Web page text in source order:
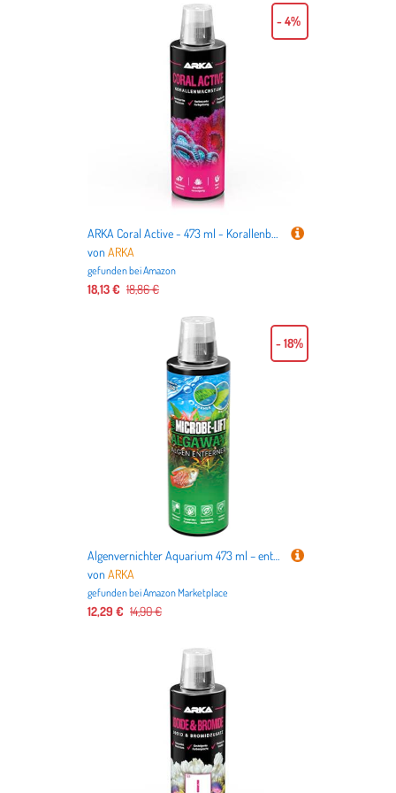
ARKA Coral Active - 473 ml - Korallenbooster für Steigerung von Wachstum & Farbenpracht bei Steinkorallen & Muscheln in Meerwasseraquarien.
vonARKA
gefunden beiAmazon
18,13 € 18,86 €
- 4%
Algenvernichter Aquarium 473 ml – entfernt Faden-, Punkt- & Grünalgen sichtbar – kupferfrei & pflanzensicher – für klares Wasser & gesunde Pflanzen – gegen Algenprobleme im Süßwasseraquarium – Algaway
vonARKA
gefunden beiAmazon Marketplace
12,29 € 14,90 €
- 18%